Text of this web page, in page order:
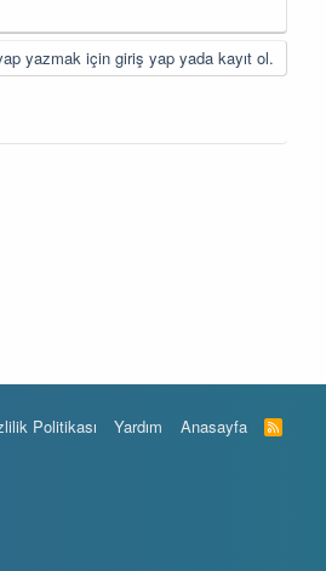
yazmak için giriş yap yada kayıt ol.
Politikası Yardım Anasayfa
R
S